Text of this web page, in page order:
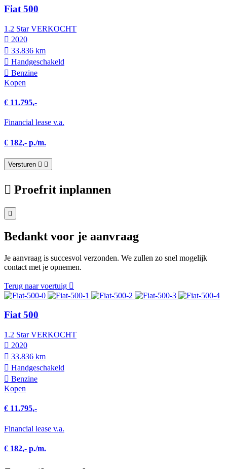
Fiat 500
1.2 Star VERKOCHT
2020
33.836 km
Hand­geschakeld
Benzine
Kopen
€ 11.795,-
Financial lease v.a.
€ 182,- p./m.
Versturen
Proefrit inplannen
Bedankt voor je aanvraag
Je aanvraag is succesvol verzonden. We zullen zo snel mogelijk
contact met je opnemen.
Terug naar voertuig
Fiat 500
1.2 Star VERKOCHT
2020
33.836 km
Hand­geschakeld
Benzine
Kopen
€ 11.795,-
Financial lease v.a.
€ 182,- p./m.